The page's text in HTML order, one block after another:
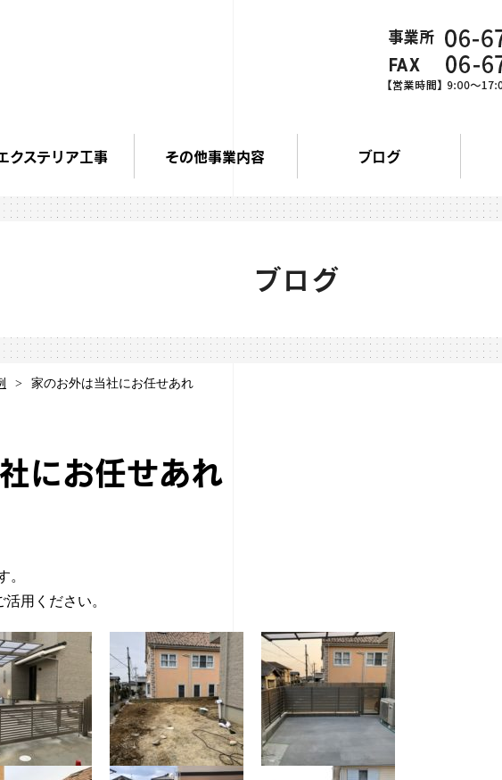
クステリア工事 その他事業内容 ブログ
ブログ
家のお外は当社にお任せあれ
にお任せあれ
。
用ください。